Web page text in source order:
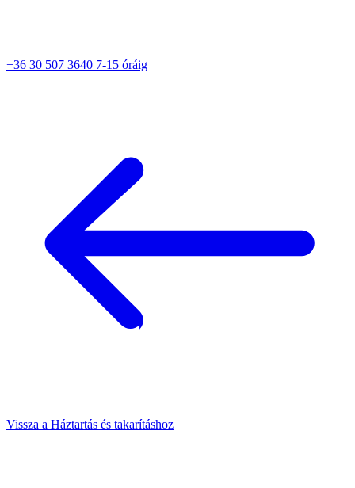
+36 30 507 3640 7-15 óráig
Vissza a Háztartás és takarításhoz